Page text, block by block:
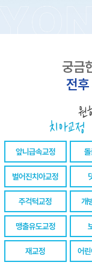
궁금
전후
원
치아교정
앞니급속교정
벌어진치아교정
주걱턱교정 개
맹출유도교정
재교정 어